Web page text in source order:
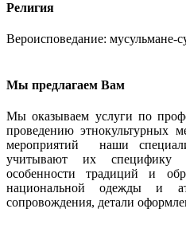
Религия
Вероисповедание: мусульмане-
Мы предлагаем Вам
Мы оказываем услуги по
проведению этнокультурных
мероприятий наши
учитывают их специфику
особенности традиций и
национальной одежды и
сопровождения, детали